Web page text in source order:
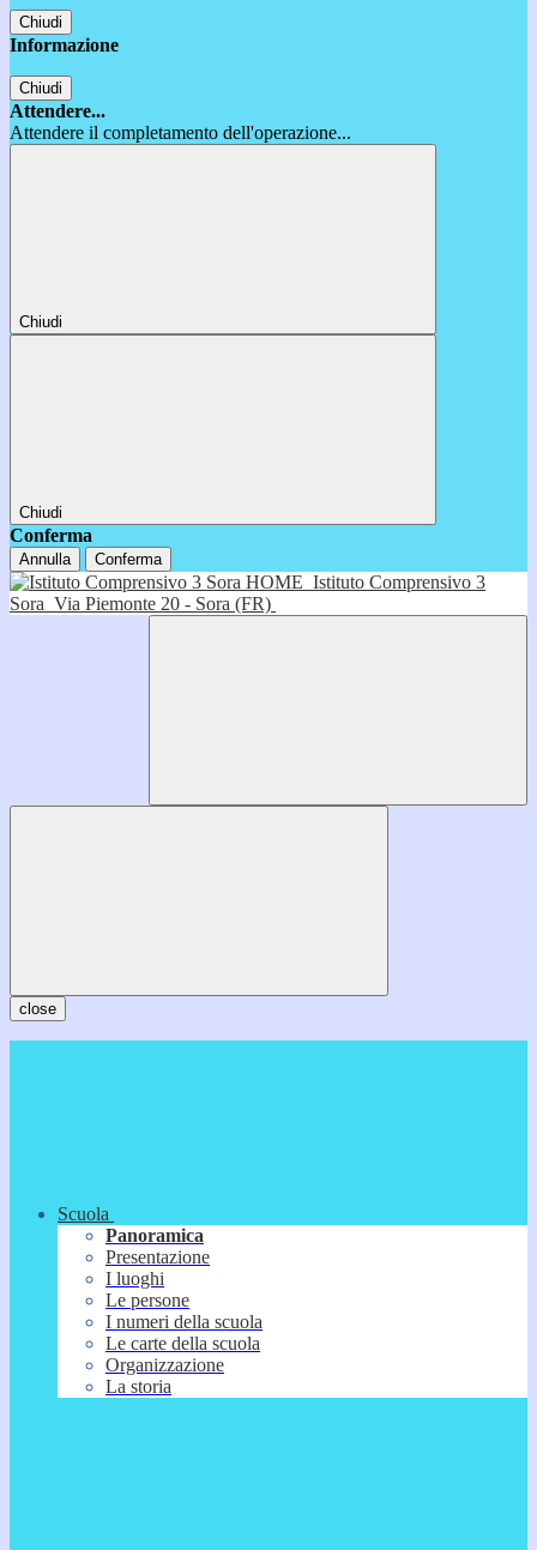
Chiudi
Informazione
Chiudi
Attendere...
Attendere il completamento dell'operazione...
Chiudi
Chiudi
Conferma
Annulla Conferma
HOME Istituto Comprensivo 3
Sora Via Piemonte 20 - Sora (FR)
close
Scuola
Panoramica
Presentazione
I luoghi
Le persone
I numeri della scuola
Le carte della scuola
Organizzazione
La storia